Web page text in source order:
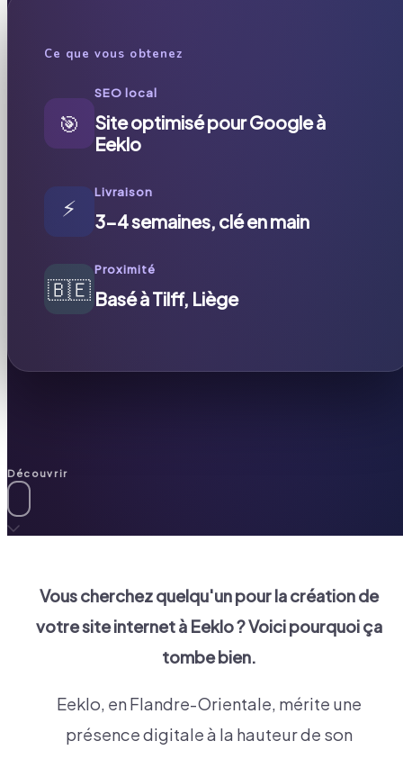
Ce que vous obtenez
🎯
SEO local
Site optimisé pour Google à
Eeklo
⚡
Livraison
3-4 semaines, clé en main
🇧🇪
Proximité
Basé à Tilff, Liège
Découvrir
Vous cherchez quelqu'un pour la création de
votre site internet à Eeklo? Voici pourquoi ça
tombe bien.
Eeklo, en Flandre-Orientale, mérite une
présence digitale à la hauteur de son